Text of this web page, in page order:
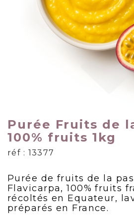
Purée Fruits de
100% fruits 1kg
réf : 13377
Purée de fruits de la
Flavicarpa, 100% fruits
récoltés en Equateur,
préparés en France.